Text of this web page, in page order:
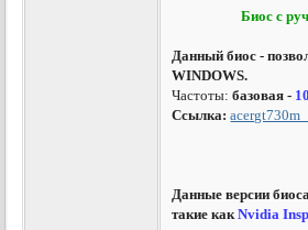
Биос с
Данный биос -
WINDOWS.
Частоты:базовая -
Ссылка:
Данные версии
такие какNvidia